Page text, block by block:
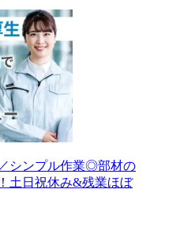
シンプル作業◎部材の
土日祝休み&残業ほぼ